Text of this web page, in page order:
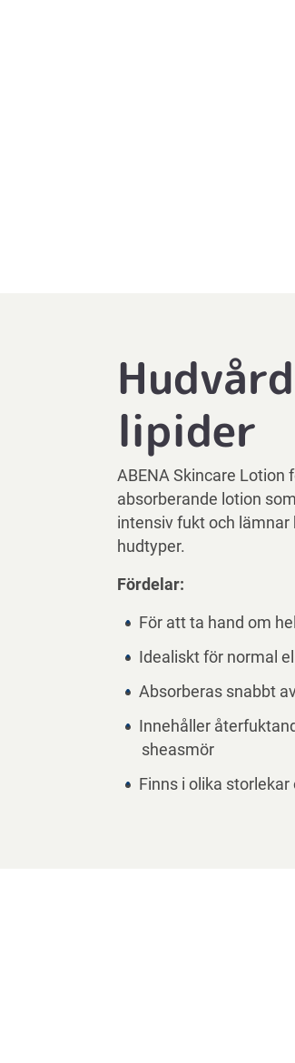
lipider
ABENA Skincare Lotion
absorberande lotion
intensiv fukt och
hudtyper.
Fördelar:
För att ta hand om
Idealiskt för normal
Absorberas snabbt
Innehåller
sheasmör
Finns i olika